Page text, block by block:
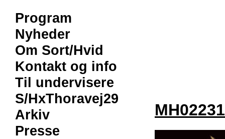
Program
Nyheder
Om Sort/Hvid
Kontakt og info
Til undervisere
S/HxThoravej29
Arkiv
Presse